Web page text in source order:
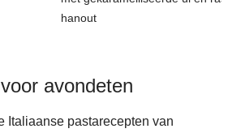
hanout
avondeten
Italiaanse pastarecepten van